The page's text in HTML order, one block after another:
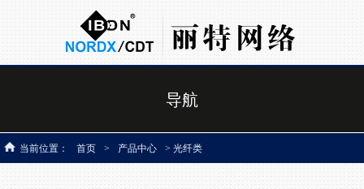
导航
当前位置： 首页 > 产品中心 > 光纤类